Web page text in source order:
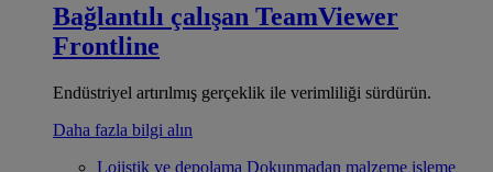
Bağlantılı çalışan TeamViewer
Frontline
Endüstriyel artırılmış gerçeklik ile verimliliği sürdürün.
Daha fazla bilgi alın
Lojistik ve depolama Dokunmadan malzeme işleme